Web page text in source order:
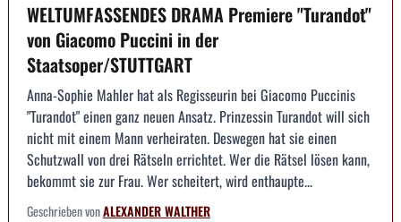
WELTUMFASSENDES DRAMA Premiere "Turandot"
von Giacomo Puccini in der
Staatsoper/STUTTGART
Anna-Sophie Mahler hat als Regisseurin bei Giacomo Puccinis
"Turandot" einen ganz neuen Ansatz. Prinzessin Turandot will sich
nicht mit einem Mann verheiraten. Deswegen hat sie einen
Schutzwall von drei Rätseln errichtet. Wer die Rätsel lösen kann,
bekommt sie zur Frau. Wer scheitert, wird enthaupte...
Geschrieben vonALEXANDER WALTHER